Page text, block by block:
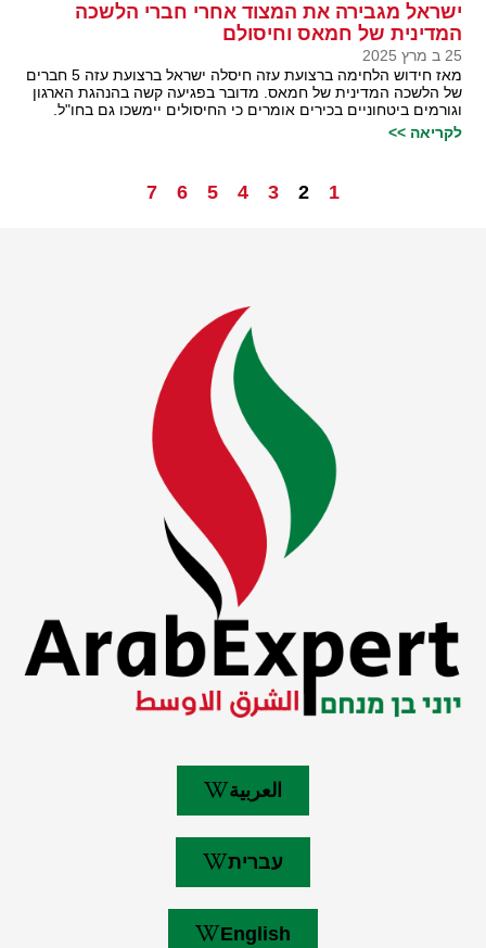
ישראל מגבירה את המצוד אחרי חברי הלשכה
המדינית של חמאס וחיסולם
25 ב מרץ 2025
מאז חידוש הלחימה ברצועת עזה חיסלה ישראל ברצועת עזה 5 חברים
של הלשכה המדינית של חמאס. מדובר בפגיעה קשה בהנהגת הארגון
וגורמים ביטחוניים בכירים אומרים כי החיסולים יימשכו גם בחו"ל.
לקריאה >>
1
2
3
4
5
6
7
العربية
עברית
English